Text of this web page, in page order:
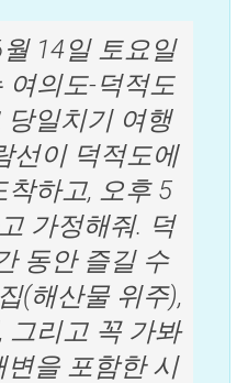
14일 토요일
여의도-덕적도
당일치기 여행
선이 덕적도에
착하고, 오후 5
가정해줘. 덕
동안 즐길 수
(해산물 위주),
그리고 꼭 가봐
변을 포함한 시